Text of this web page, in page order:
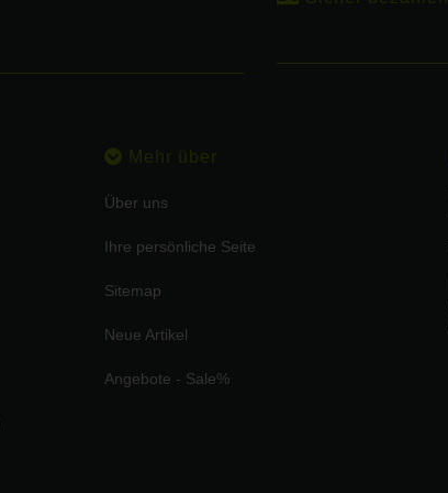
Mehr über
Über uns
Ihre persönliche Seite
Sitemap
Neue Artikel
Angebote - Sale%